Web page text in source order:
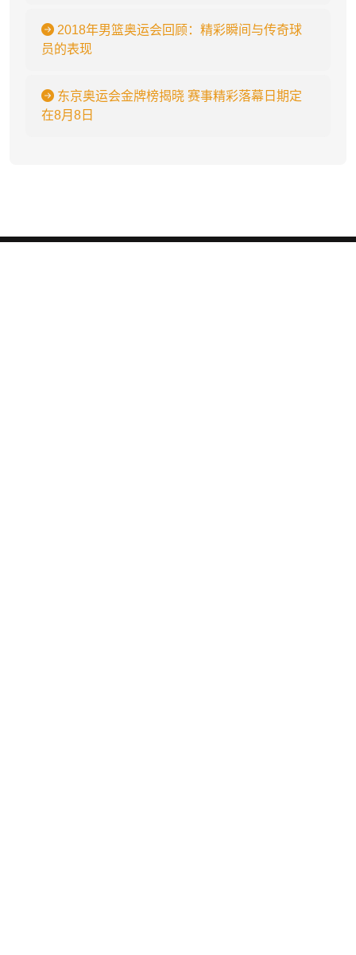
2018年男篮奥运会回顾：精彩瞬间与传奇球
员的表现
东京奥运会金牌榜揭晓 赛事精彩落幕日期定
在8月8日